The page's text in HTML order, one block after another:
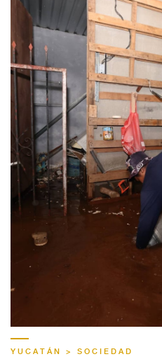
YUCATÁN > SOCIEDAD